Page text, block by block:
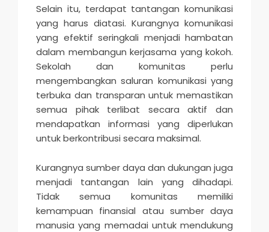
Selain itu, terdapat tantangan komunikasi
yang harus diatasi. Kurangnya komunikasi
yang efektif seringkali menjadi hambatan
dalam membangun kerjasama yang kokoh.
Sekolah dan komunitas perlu
mengembangkan saluran komunikasi yang
terbuka dan transparan untuk memastikan
semua pihak terlibat secara aktif dan
mendapatkan informasi yang diperlukan
untuk berkontribusi secara maksimal.
Kurangnya sumber daya dan dukungan juga
menjadi tantangan lain yang dihadapi.
Tidak semua komunitas memiliki
kemampuan finansial atau sumber daya
manusia yang memadai untuk mendukung